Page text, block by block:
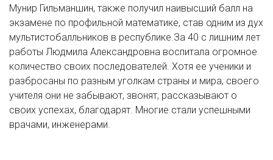
Мунир Гильманшин, также получил наивысший балл на
экзамене по профильной математике, став одним из дух
мультистобалльников в республике.За 40 с лишним лет
работы Людмила Александровна воспитала огромное
количество своих последователей. Хотя ее ученики и
разбросаны по разным уголкам страны и мира, своего
учителя они не забывают, звонят, рассказывают о
своих успехах, благодарят. Многие стали успешными
врачами, инженерами.